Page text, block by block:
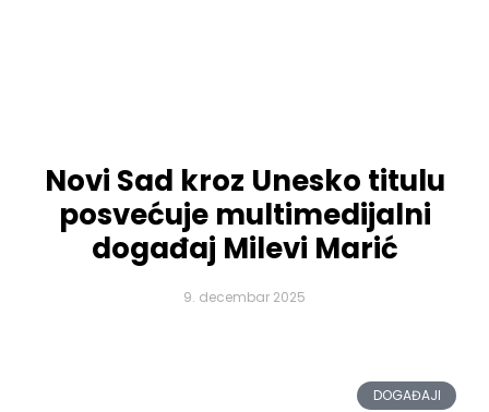
Novi Sad kroz Unesko titulu
posvećuje multimedijalni
događaj Milevi Marić
9. decembar 2025
DOGAĐAJI